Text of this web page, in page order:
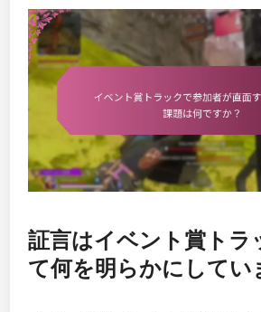
証言はイベント賞トラ
て何を明らかにしてい